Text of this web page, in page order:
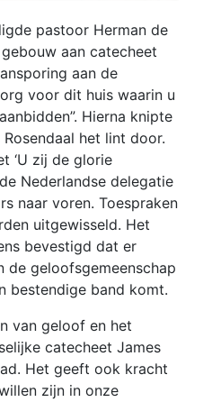
pastoor Herman de
aan catecheet
aan de
voor dit huis waarin u
Hierna knipte
het lint door.
‘U zij de glorie
Nederlandse delegatie
naar voren. Toespraken
uitgewisseld. Het
bevestigd dat er
de geloofsgemeenschap
bestendige band komt.
van geloof en het
catecheet James
Het geeft ook kracht
zijn in onze